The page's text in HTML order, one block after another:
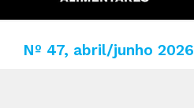
Nº 47, abril/junho 2026